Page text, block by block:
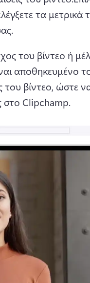
τα μετρικά
του βίντεο ή
αποθηκευμένο
του βίντεο, ώστε
στο Clipchamp.